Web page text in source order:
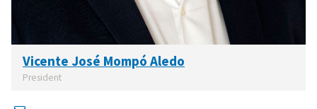
Vicente José Mompó Aledo
President